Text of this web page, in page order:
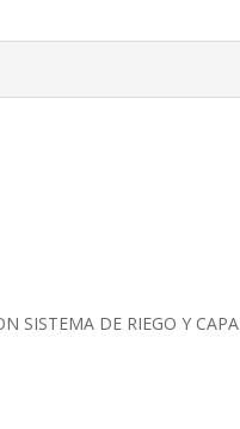
SISTEMA DE RIEGO Y